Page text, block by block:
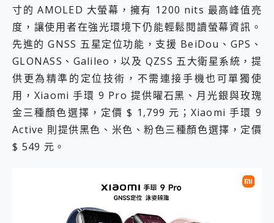
寸的 AMOLED 大螢幕，擁有 1200 nits 最高峰值亮
度，讓使用者在強光環境下仍能輕鬆閱讀螢幕資訊。
先進的 GNSS 五星定位功能，支援 BeiDou、GPS、
GLONASS、Galileo，以及 QZSS 五大衛星系統，提
供更為精準的定位技術，不需連接手機也可單獨使
用，Xiaomi 手環 9 Pro 提供曜石黑、月光銀與玫瑰
金三種顏色選擇，定價 $ 1,799 元；Xiaomi 手環 9
Active 則提供黑色、米色、粉色三種顏色選擇，定價
$ 549 元。